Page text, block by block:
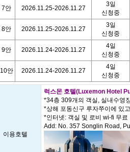
7안 2026.11.25-2026.11.27
3일
신청중
8안 2026.11.25-2026.11.27
3일
신청중
9안 2026.11.24-2026.11.27
4일
신청중
10안 2026.11.24-2026.11.27
4일
신청중
이용호텔
럭스몬 호텔(Luxemon Hotel
*34층 309개의 객실, 실내수영
*상해 포동신구 루자쭈이에 있
*인터넷: 객실 및 로비 wi-fi 무료
Add: No. 357 Songlin Road,